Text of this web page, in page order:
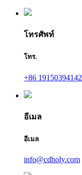
โทรศัพท์
โทร.
+86 19150394142
อีเมล
อีเมล
info@cdholy.com